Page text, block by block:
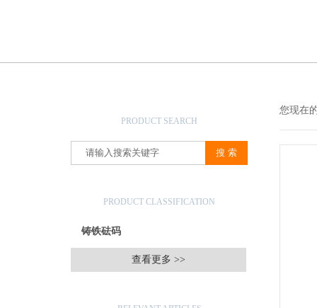
PRODUCT SEARCH
PRODUCT CLASSIFICATION
铸铁砝码
查看更多 >>
您现在